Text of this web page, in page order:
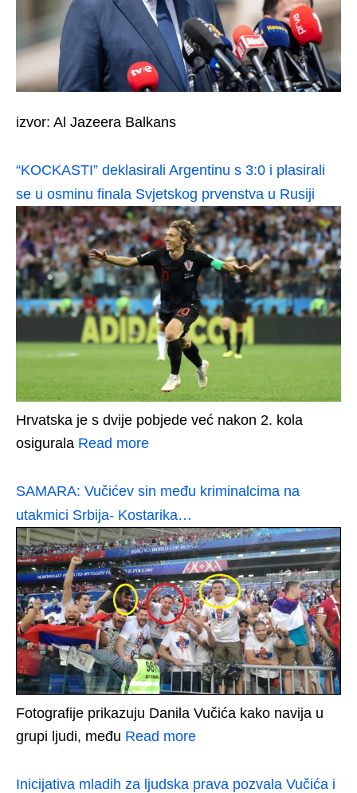
izvor: Al Jazeera Balkans
“KOCKASTI” deklasirali Argentinu s 3:0 i plasirali
se u osminu finala Svjetskog prvenstva u Rusiji
Hrvatska je s dvije pobjede već nakon 2. kola
osigurala Read more
SAMARA: Vučićev sin među kriminalcima na
utakmici Srbija- Kostarika…
Fotografije prikazuju Danila Vučića kako navija u
grupi ljudi, među Read more
Inicijativa mladih za ljudska prava pozvala Vučića i